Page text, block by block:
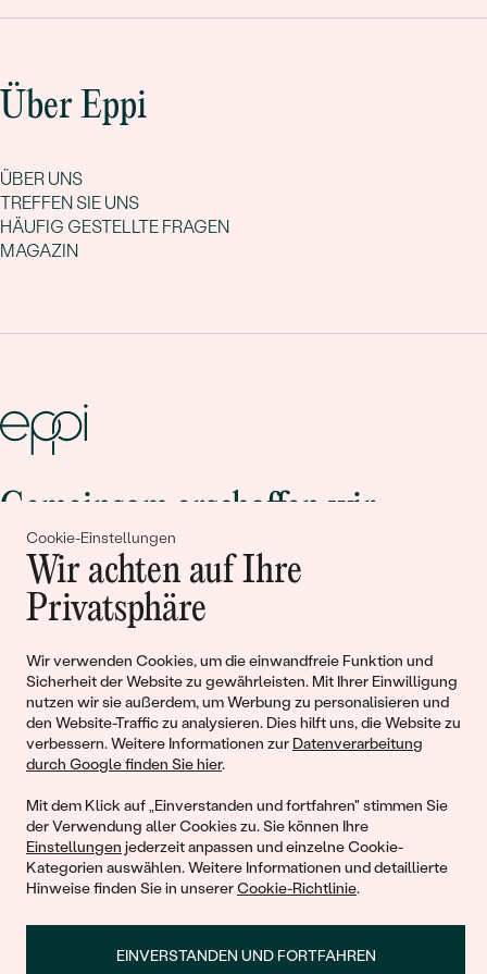
Cookie-Einstellungen
Wir achten auf Ihre
Privatsphäre
Wir verwenden Cookies, um die einwandfreie Funktion und
Sicherheit der Website zu gewährleisten. Mit Ihrer Einwilligung
nutzen wir sie außerdem, um Werbung zu personalisieren und
den Website-Traffic zu analysieren. Dies hilft uns, die Website zu
verbessern. Weitere Informationen zur Datenverarbeitung
durch Google finden Sie hier.
Mit dem Klick auf „Einverstanden und fortfahren" stimmen Sie
der Verwendung aller Cookies zu. Sie können Ihre
Einstellungen jederzeit anpassen und einzelne Cookie-
Kategorien auswählen. Weitere Informationen und detaillierte
Hinweise finden Sie in unsererCookie-Richtlinie.
EINVERSTANDEN UND FORTFAHREN
Über Eppi
ÜBER UNS
TREFFEN SIE UNS
HÄUFIG GESTELLTE FRAGEN
MAGAZIN
Gemeinsam erschaffen wir
Geschichten von Schönheit und
Liebe
Begleiten Sie uns!
© 2011 - 2026, Eppi.de